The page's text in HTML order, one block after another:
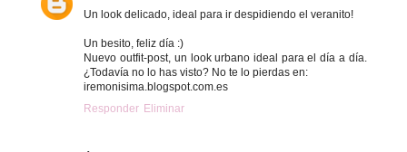
Un look delicado, ideal para ir despidiendo el veranito!
Un besito, feliz día :)
Nuevo outfit-post, un look urbano ideal para el día a día.
¿Todavía no lo has visto? No te lo pierdas en:
iremonisima.blogspot.com.es
Responder Eliminar